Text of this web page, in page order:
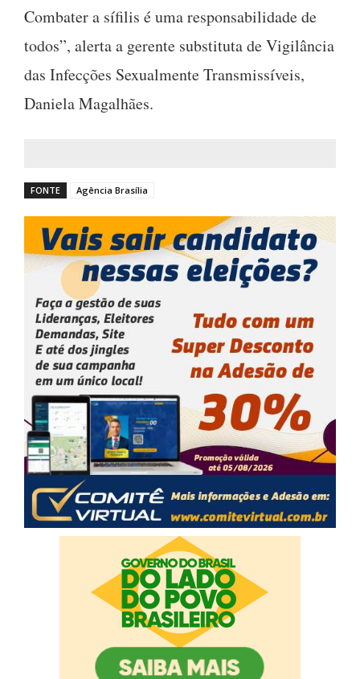
Combater a sífilis é uma responsabilidade de
todos”, alerta a gerente substituta de Vigilância
das Infecções Sexualmente Transmissíveis,
Daniela Magalhães.
FONTE Agência Brasília